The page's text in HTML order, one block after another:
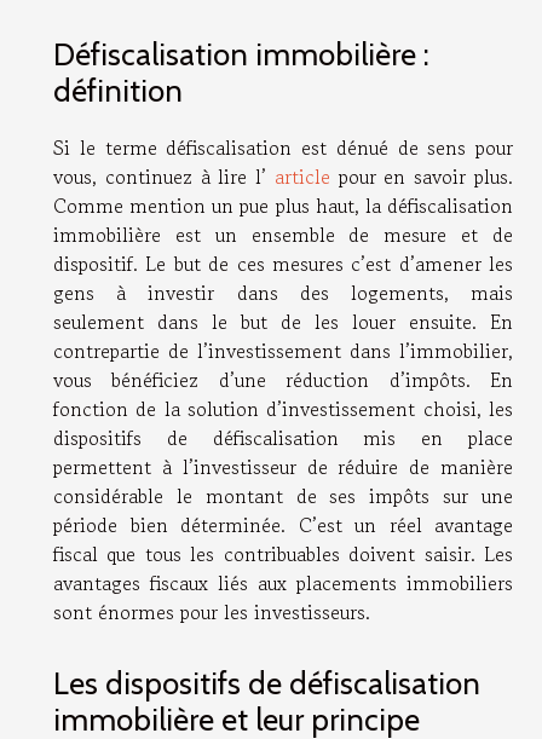
Défiscalisation immobilière :
définition
Si le terme défiscalisation est dénué de sens pour
vous, continuez à lire l’ article pour en savoir plus.
Comme mention un pue plus haut, la défiscalisation
immobilière est un ensemble de mesure et de
dispositif. Le but de ces mesures c’est d’amener les
gens à investir dans des logements, mais
seulement dans le but de les louer ensuite. En
contrepartie de l’investissement dans l’immobilier,
vous bénéficiez d’une réduction d’impôts. En
fonction de la solution d’investissement choisi, les
dispositifs de défiscalisation mis en place
permettent à l’investisseur de réduire de manière
considérable le montant de ses impôts sur une
période bien déterminée. C’est un réel avantage
fiscal que tous les contribuables doivent saisir. Les
avantages fiscaux liés aux placements immobiliers
sont énormes pour les investisseurs.
Les dispositifs de défiscalisation
immobilière et leur principe